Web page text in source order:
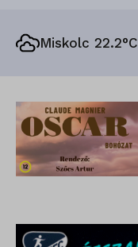
Miskolc 22.2°C